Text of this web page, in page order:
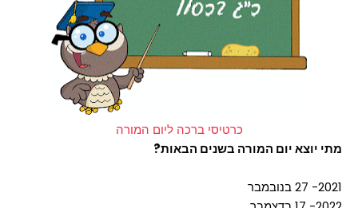
כרטיסי ברכה ליום המורה
מתי יוצא יום המורה בשנים הבאות?
2021- 27 בנובמבר